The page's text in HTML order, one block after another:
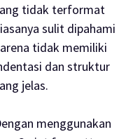
tidak terformat
sulit dipahami
tidak memiliki
dan struktur
jelas.
menggunakan